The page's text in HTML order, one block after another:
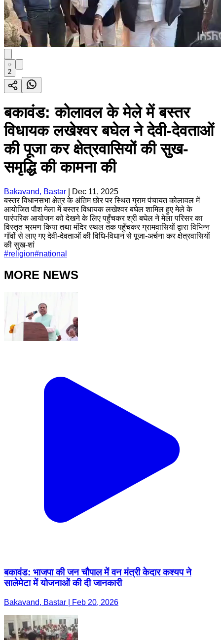
2
बकावंड: कोलावल के मेले में बस्तर
विधायक लखेश्वर बघेल ने देवी-देवताओं
की पूजा कर क्षेत्रवासियों की सुख-
समृद्धि की कामना की
Bakavand, Bastar
Dec 11, 2025
बस्तर विधानसभा क्षेत्र के अंतिम छोर पर स्थित ग्राम पंचायत कोलावल में
आयोजित पौश मेला में बस्तर विधायक लखेश्वर बघेल शामिल हुए मेले के
पारंपरिक आयोजन को देखने के लिए पहुँचकर श्री बघेल ने मेला परिसर का
विस्तृत भ्रमण किया तथा मंदिर स्थल तक पहुँचकर ग्रामवासियों द्वारा विभिन्न
गाँवों से लाए गए देवी-देवताओं की विधि-विधान से पूजा-अर्चना कर क्षेत्रवासियों
की सुख-शां
#religion#national
MORE NEWS
बकावंड: भाजपा की जन चौपाल में वन मंत्री केदार कश्यप ने
सालेमेटा में योजनाओं की दी जानकारी
Bakavand, Bastar | Feb 20, 2026